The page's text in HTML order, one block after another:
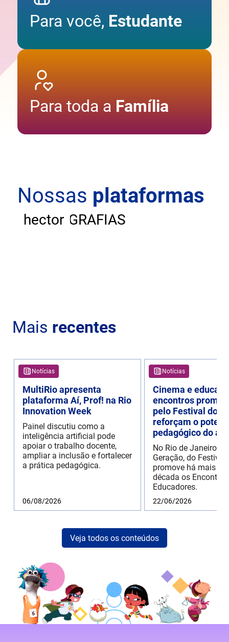
Para você, Estudante
Para toda a Família
Nossas plataformas
ANDAR
CARTOGRAFIAS
hector
Mais recentes
Notícias
MultiRio apresenta
plataforma Aí, Prof! na Rio
Innovation Week
Painel discutiu como a
inteligência artificial pode
apoiar o trabalho docente,
ampliar a inclusão e fortalecer
a prática pedagógica.
06/08/2026
Notícias
Cinema e
encontros
pelo Festival do
reforçam o
pedagógico do
No Rio de Janeiro, o
Geração, do Festival
promove há mais de
década os
Educadores.
22/06/2026
Veja todos os conteúdos